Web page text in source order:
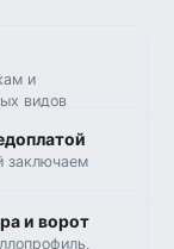
и
видов
заключаем
и ворот